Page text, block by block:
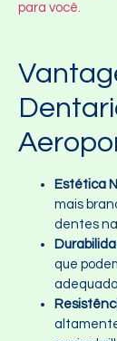
para você.
Estética
mais
dentes
que